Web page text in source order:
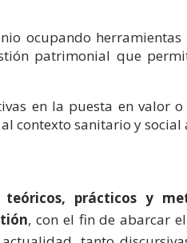
ocupando
patrimonial que
en la puesta en valor
contexto sanitario y social
teóricos, prácticos y
, con el fin de abarcar